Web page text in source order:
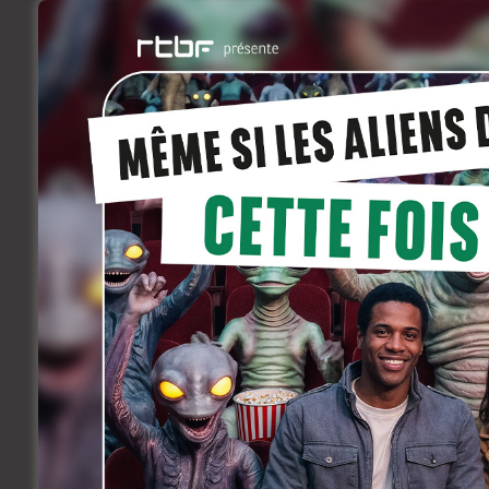
Abel & Gordon
septembre 20, 2011
Rencontres
Avec un trio aux commandes, la
scénario linéaire et strict n’a
complète, qui surenchérit? Est-ce
simple?